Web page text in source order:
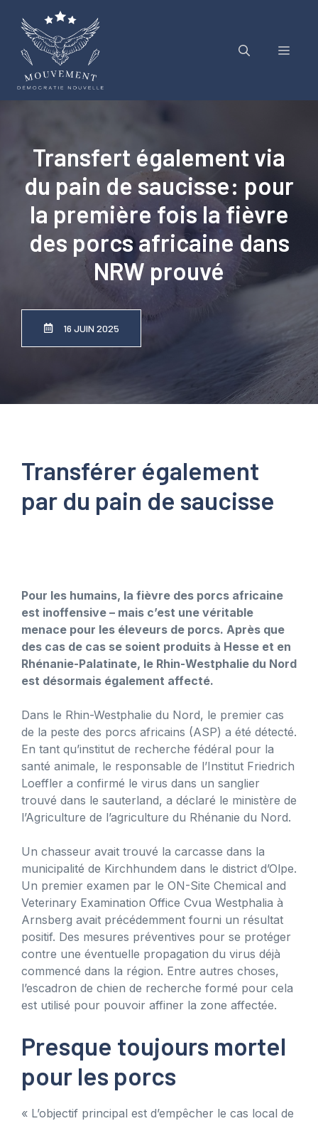
contenu
Menu
Transfert également via
du pain de saucisse: pour
la première fois la fièvre
des porcs africaine dans
NRW prouvé
16 JUIN 2025
Transférer également
par du pain de saucisse
Pour les humains, la fièvre des porcs africaine
est inoffensive – mais c’est une véritable
menace pour les éleveurs de porcs. Après que
des cas de cas se soient produits à Hesse et en
Rhénanie-Palatinate, le Rhin-Westphalie du Nord
est désormais également affecté.
Dans le Rhin-Westphalie du Nord, le premier cas
de la peste des porcs africains (ASP) a été détecté.
En tant qu’institut de recherche fédéral pour la
santé animale, le responsable de l’Institut Friedrich
Loeffler a confirmé le virus dans un sanglier
trouvé dans le sauterland, a déclaré le ministère de
l’Agriculture de l’agriculture du Rhénanie du Nord.
Un chasseur avait trouvé la carcasse dans la
municipalité de Kirchhundem dans le district d’Olpe.
Un premier examen par le ON-Site Chemical and
Veterinary Examination Office Cvua Westphalia à
Arnsberg avait précédemment fourni un résultat
positif. Des mesures préventives pour se protéger
contre une éventuelle propagation du virus déjà
commencé dans la région. Entre autres choses,
l’escadron de chien de recherche formé pour cela
est utilisé pour pouvoir affiner la zone affectée.
Presque toujours mortel
pour les porcs
« L’objectif principal est d’empêcher le cas local de